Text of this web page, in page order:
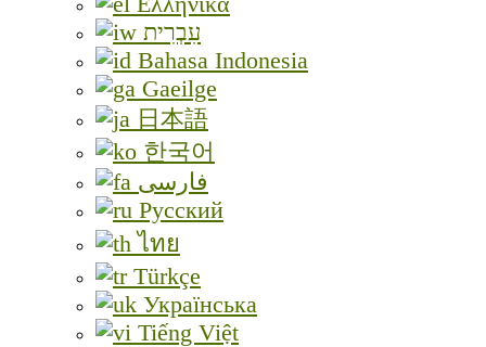
עִבְרִית
Bahasa Indonesia
Gaeilge
日本語
한국어
فارسی
Русский
ไทย
Türkçe
Українська
Tiếng Việt